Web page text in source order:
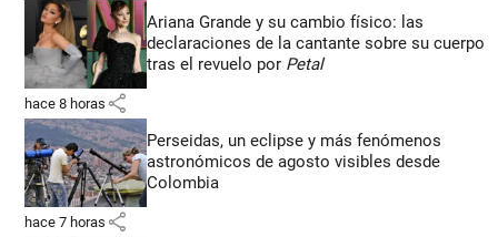
Ariana Grande y su cambio físico: las
declaraciones de la cantante sobre su cuerpo
tras el revuelo por Petal
hace 8 horas share
Perseidas, un eclipse y más fenómenos
astronómicos de agosto visibles desde
Colombia
hace 7 horas share